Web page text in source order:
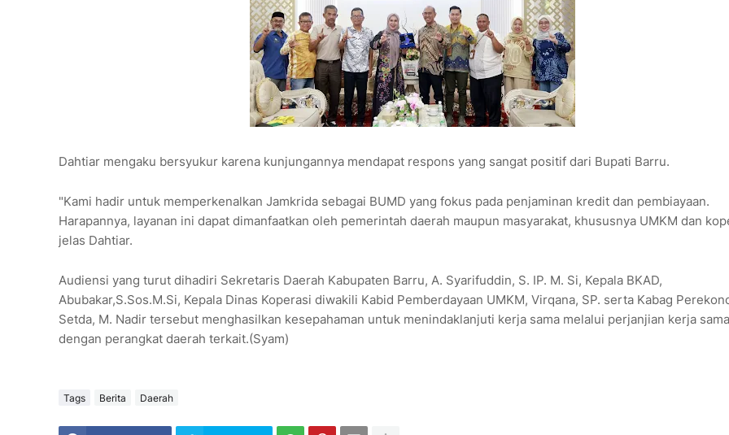
Dahtiar mengaku bersyukur karena kunjungannya mendapat respons yang sangat positif dari Bupati Barru.
"Kami hadir untuk memperkenalkan Jamkrida sebagai BUMD yang fokus pada penjaminan kredit dan pembiayaan.
Harapannya, layanan ini dapat dimanfaatkan oleh pemerintah daerah maupun masyarakat, khususnya UMKM dan
jelas Dahtiar.
Audiensi yang turut dihadiri Sekretaris Daerah Kabupaten Barru, A. Syarifuddin, S. IP. M. Si, Kepala BKAD,
Abubakar,S.Sos.M.Si, Kepala Dinas Koperasi diwakili Kabid Pemberdayaan UMKM, Virqana, SP. serta Kabag
Setda, M. Nadir tersebut menghasilkan kesepahaman untuk menindaklanjuti kerja sama melalui perjanjian kerja
dengan perangkat daerah terkait.(Syam)
Tags Berita Daerah